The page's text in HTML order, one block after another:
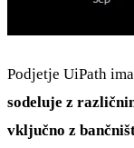
Podjetje UiPath
sodeluje z
vključno z